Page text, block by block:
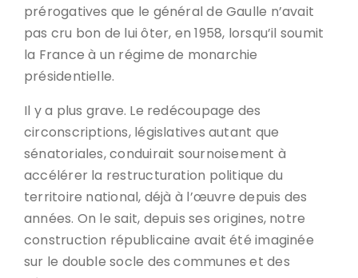
prérogatives que le général de Gaulle n’avait
pas cru bon de lui ôter, en 1958, lorsqu’il soumit
la France à un régime de monarchie
présidentielle.
Il y a plus grave. Le redécoupage des
circonscriptions, législatives autant que
sénatoriales, conduirait sournoisement à
accélérer la restructuration politique du
territoire national, déjà à l’œuvre depuis des
années. On le sait, depuis ses origines, notre
construction républicaine avait été imaginée
sur le double socle des communes et des